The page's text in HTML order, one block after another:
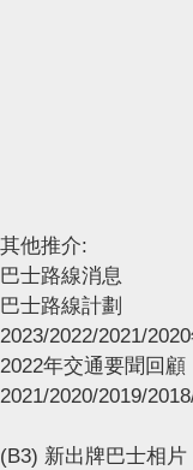
其他推介:
巴士路線消息
巴士路線計劃
2023/2022/2021/
2022年交通要聞回顧
2021/2020/2019/
(B3) 新出牌巴士相片